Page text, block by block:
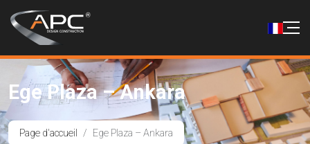
Ege Plaza – Ankara
Page d'accueil Ege Plaza – Ankara